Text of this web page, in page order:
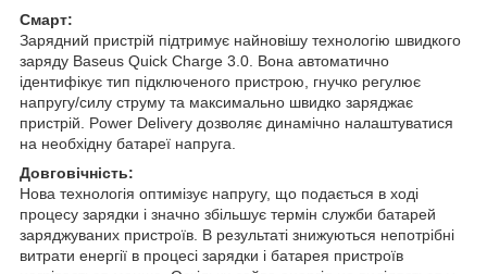
Смарт:
Зарядний пристрій підтримує найновішу технологію швидкого
заряду Baseus Quick Charge 3.0. Вона автоматично
ідентифікує тип підключеного пристрою, гнучко регулює
напругу/силу струму та максимально швидко заряджає
пристрій. Power Delivery дозволяє динамічно налаштуватися
на необхідну батареї напруга.
Довговічність:
Нова технологія оптимізує напругу, що подається в ході
процесу зарядки і значно збільшує термін служби батарей
заряджуваних пристроїв. В результаті знижуються непотрібні
витрати енергії в процесі зарядки і батарея пристроїв